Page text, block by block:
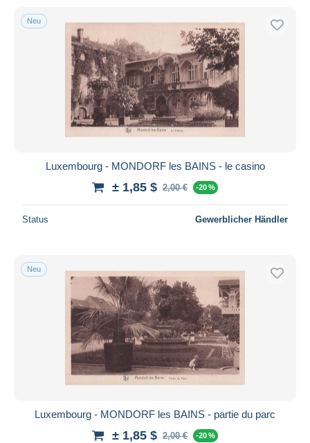
Neu
Luxembourg - MONDORF les BAINS - le casino
± 1,85 $ 2,00 € -20 %
Status Gewerblicher Händler
Neu
Luxembourg - MONDORF les BAINS - partie du parc
± 1,85 $ 2,00 € -20 %